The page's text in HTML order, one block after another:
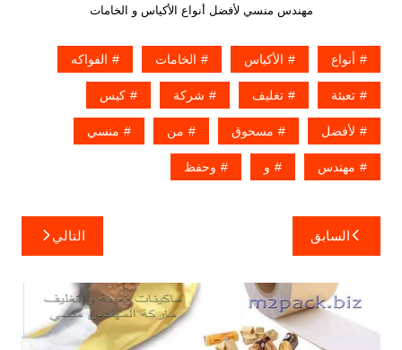
مهندس منسي لأفضل أنواع الأكياس و الخامات
أنواع الأكياس الخامات الفواكه
تعبئة تغليف شركة كيس
لأفضل مسحوق من منسي
مهندس و وحفظ
تصفّح
المقالات
السابق التالي